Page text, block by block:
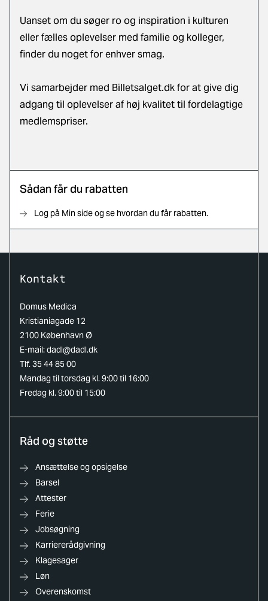
Uanset om du søger ro og inspiration i kulturen
eller fælles oplevelser med familie og kolleger,
finder du noget for enhver smag.
Vi samarbejder med Billetsalget.dk for at give dig
adgang til oplevelser af høj kvalitet til fordelagtige
medlemspriser.
Sådan får du rabatten
Log på Min side og se hvordan du får rabatten.
Kontakt
Domus Medica
Kristianiagade 12
2100 København Ø
E-mail:dadl@dadl.dk
Tlf. 35 44 85 00
Mandag til torsdag kl. 9:00 til 16:00
Fredag kl. 9:00 til 15:00
Råd og støtte
Ansættelse og opsigelse
Barsel
Attester
Ferie
Jobsøgning
Karriererådgivning
Klagesager
Løn
Overenskomst